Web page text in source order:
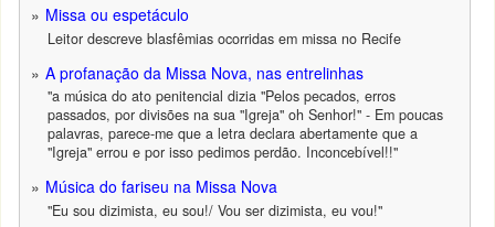
Missa ou espetáculo
Leitor descreve blasfêmias ocorridas em missa no Recife
A profanação da Missa Nova, nas entrelinhas
"a música do ato penitencial dizia "Pelos pecados, erros
passados, por divisões na sua "Igreja" oh Senhor!" - Em poucas
palavras, parece-me que a letra declara abertamente que a
"Igreja" errou e por isso pedimos perdão. Inconcebível!!"
Música do fariseu na Missa Nova
"Eu sou dizimista, eu sou!/ Vou ser dizimista, eu vou!"